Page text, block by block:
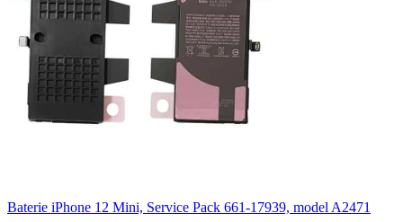
Baterie iPhone 12 Mini, Service Pack 661-17939, model A2471